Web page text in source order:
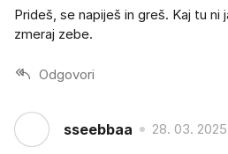
Prideš, se napiješ in greš. Kaj tu ni
zmeraj zebe.
Odgovori
sseebbaa 28. 03.